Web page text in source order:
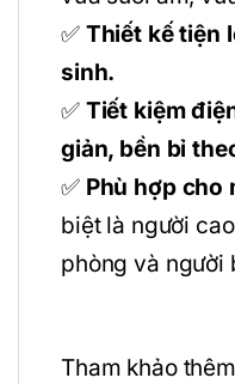
✅ Thiết kế tiện
sinh.
✅ Tiết kiệm
giản, bền bỉ
✅ Phù hợp cho
biệt là người
phòng và người
Tham khảo